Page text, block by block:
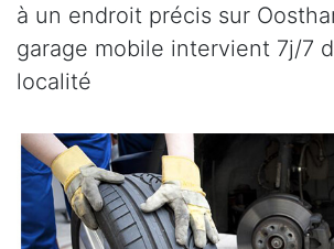
à un endroit précis sur
garage mobile intervient 7j/7
localité